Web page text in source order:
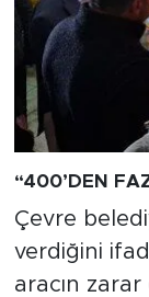
“400’DEN
Çevre
verdiğini
aracın